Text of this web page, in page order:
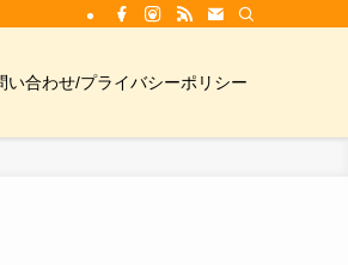
い合わせ/プライバシーポリシー